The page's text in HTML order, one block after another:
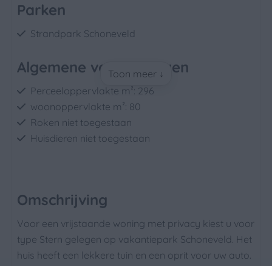
Parken
Strandpark Schoneveld
Algemene voorzieningen
Perceeloppervlakte m²: 296
woonoppervlakte m²: 80
Roken niet toegestaan
Huisdieren niet toegestaan
Douche
Wastafel: 1
Slaapkamer
Toon meer ↓
Omschrijving
Voor een vrijstaande woning met privacy kiest u voor
type Stern gelegen op vakantiepark Schoneveld. Het
huis heeft een lekkere tuin en een oprit voor uw auto.